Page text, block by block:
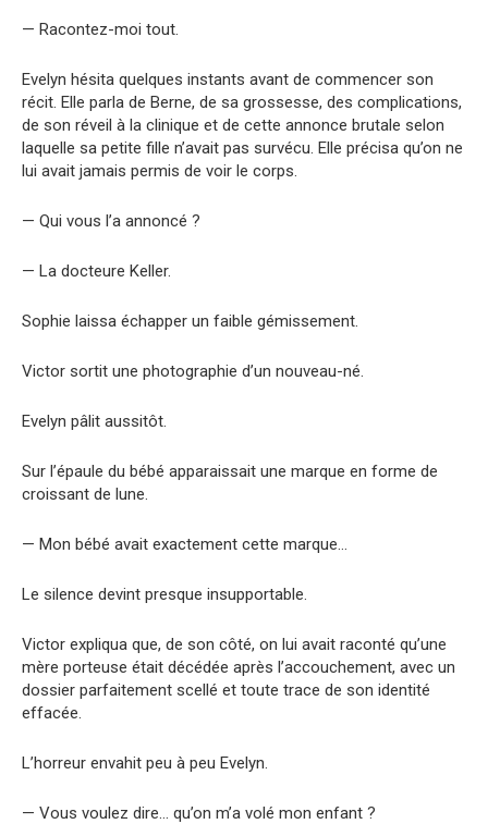
— Racontez-moi tout.
Evelyn hésita quelques instants avant de commencer son
récit. Elle parla de Berne, de sa grossesse, des complications,
de son réveil à la clinique et de cette annonce brutale selon
laquelle sa petite fille n’avait pas survécu. Elle précisa qu’on ne
lui avait jamais permis de voir le corps.
— Qui vous l’a annoncé ?
— La docteure Keller.
Sophie laissa échapper un faible gémissement.
Victor sortit une photographie d’un nouveau-né.
Evelyn pâlit aussitôt.
Sur l’épaule du bébé apparaissait une marque en forme de
croissant de lune.
— Mon bébé avait exactement cette marque…
Le silence devint presque insupportable.
Victor expliqua que, de son côté, on lui avait raconté qu’une
mère porteuse était décédée après l’accouchement, avec un
dossier parfaitement scellé et toute trace de son identité
effacée.
L’horreur envahit peu à peu Evelyn.
— Vous voulez dire… qu’on m’a volé mon enfant ?